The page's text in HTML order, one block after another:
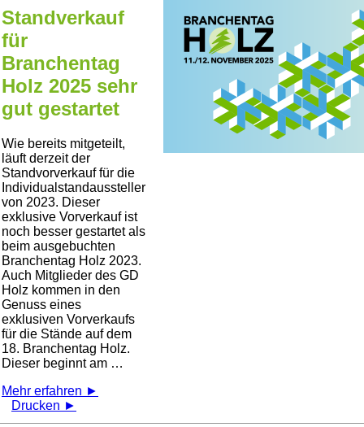
Standverkauf
für
Branchentag
Holz 2025 sehr
gut gestartet
Wie bereits mitgeteilt,
läuft derzeit der
Standvorverkauf für die
Individualstandaussteller
von 2023. Dieser
exklusive Vorverkauf ist
noch besser gestartet als
beim ausgebuchten
Branchentag Holz 2023.
Auch Mitglieder des GD
Holz kommen in den
Genuss eines
exklusiven Vorverkaufs
für die Stände auf dem
18. Branchentag Holz.
Dieser beginnt am …
Mehr erfahren ►
Drucken ►